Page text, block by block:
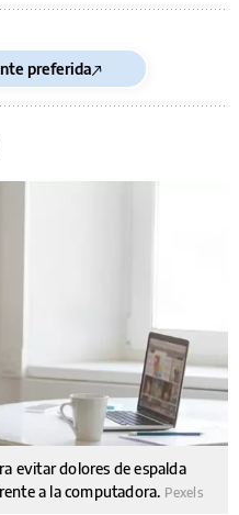
preferida
evitar dolores de espalda
a la computadora. Pexels